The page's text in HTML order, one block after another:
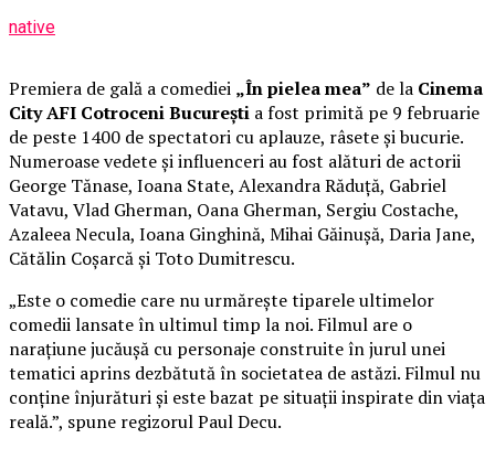
native
Premiera de gală a comediei „În pielea mea” de la Cinema
City AFI Cotroceni București a fost primită pe 9 februarie
de peste 1400 de spectatori cu aplauze, râsete și bucurie.
Numeroase vedete și influenceri au fost alături de actorii
George Tănase, Ioana State, Alexandra Răduță, Gabriel
Vatavu, Vlad Gherman, Oana Gherman, Sergiu Costache,
Azaleea Necula, Ioana Ginghină, Mihai Găinușă, Daria Jane,
Cătălin Coșarcă și Toto Dumitrescu.
„Este o comedie care nu urmărește tiparele ultimelor
comedii lansate în ultimul timp la noi. Filmul are o
narațiune jucăușă cu personaje construite în jurul unei
tematici aprins dezbătută în societatea de astăzi. Filmul nu
conține înjurături și este bazat pe situații inspirate din viața
reală.”, spune regizorul Paul Decu.